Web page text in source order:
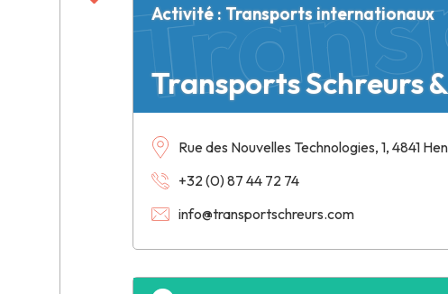
Transports Schreurs
Activité : Transports internationaux
Rue des Nouvelles Technologies, 1, 4841
+32 (0) 87 44 72 74
info@transportschreurs.com